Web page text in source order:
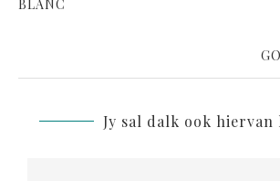
BLANC
Jy sal dalk ook hiervan